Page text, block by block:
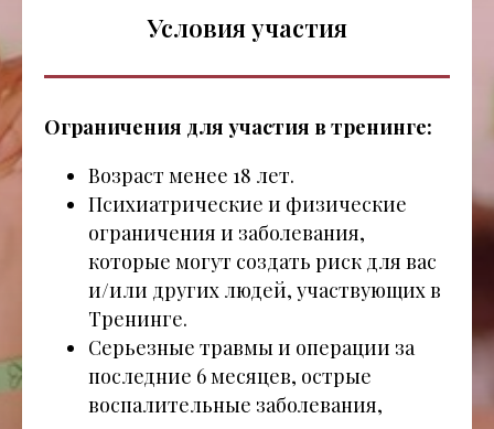
Условия участия
Ограничения для участия в тренинге:
Возраст менее 18 лет.
Психиатрические и физические
ограничения и заболевания,
которые могут создать риск для вас
и/или других людей, участвующих в
Тренинге.
Серьезные травмы и операции за
последние 6 месяцев, острые
воспалительные заболевания,